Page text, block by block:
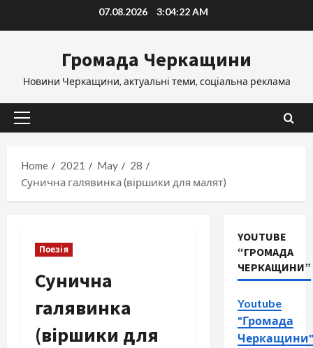
07.08.2026 3:04:23 AM
Громада Черкащини
Новини Черкащини, актуальні теми, соціальна реклама
Primary
Home
2021 May
28
Сунична галявинка (віршики для малят)
Поезія
Сунична
галявинка
(віршики для
YOUTUBE
“ГРОМАДА
ЧЕРКАЩИНИ”
Youtube
"Громада
Черкащини"